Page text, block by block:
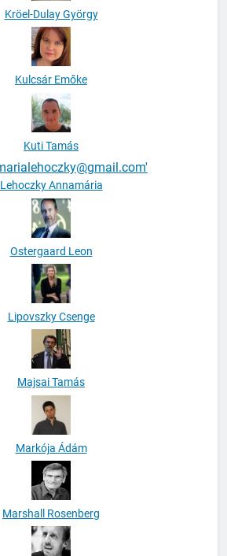
Kröel-Dulay György
Kulcsár Emőke
Kuti Tamás
Lehoczky Annamária
Ostergaard Leon
Lipovszky Csenge
Majsai Tamás
Markója Ádám
Marshall Rosenberg